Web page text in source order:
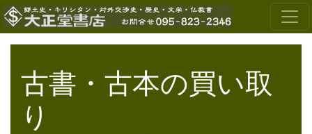
古書・古本の買い取
り